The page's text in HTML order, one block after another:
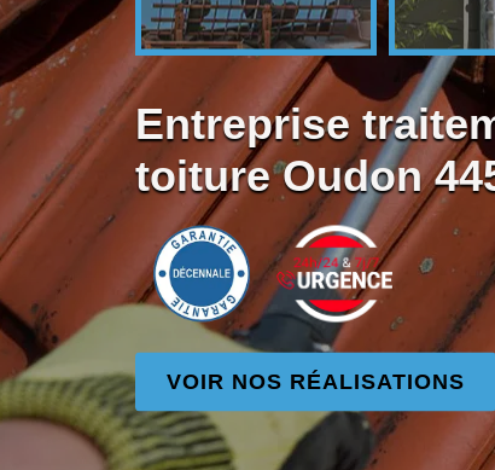
Entreprise
toiture Oudon
VOIR NOS RÉALISATIONS